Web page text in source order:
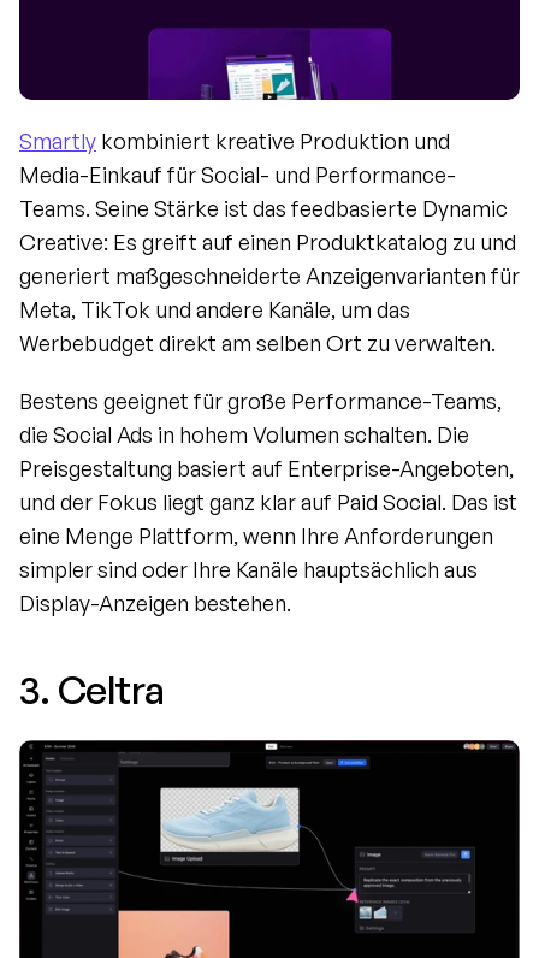
Smartly kombiniert kreative Produktion und
Media-Einkauf für Social- und Performance-
Teams. Seine Stärke ist das feedbasierte Dynamic
Creative: Es greift auf einen Produktkatalog zu und
generiert maßgeschneiderte Anzeigenvarianten für
Meta, TikTok und andere Kanäle, um das
Werbebudget direkt am selben Ort zu verwalten.
Bestens geeignet für große Performance-Teams,
die Social Ads in hohem Volumen schalten. Die
Preisgestaltung basiert auf Enterprise-Angeboten,
und der Fokus liegt ganz klar auf Paid Social. Das ist
eine Menge Plattform, wenn Ihre Anforderungen
simpler sind oder Ihre Kanäle hauptsächlich aus
Display-Anzeigen bestehen.
3. Celtra